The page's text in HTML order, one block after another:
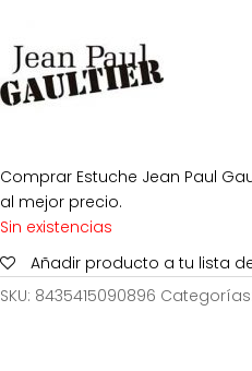
138,50€.
Comprar Estuche Jean Paul
al mejor precio.
Sin existencias
Añadir producto a tu lista
SKU: 8435415090896 Categorías: